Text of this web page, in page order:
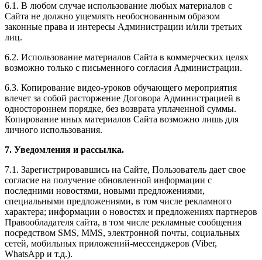
6.1. В любом случае использование любых материалов с
Сайта не должно ущемлять необоснованным образом
законные права и интересы Администрации и/или третьих
лиц.
6.2. Использование материалов Сайта в коммерческих целях
возможно только с письменного согласия Администрации.
6.3. Копирование видео-уроков обучающего мероприятия
влечет за собой расторжение Договора Администрацией в
одностороннем порядке, без возврата уплаченной суммы.
Копирование иных материалов Сайта возможно лишь для
личного использования.
7. Уведомления и рассылка.
7.1. Зарегистрировавшись на Сайте, Пользователь дает свое
согласие на получение обновленной информации с
последними новостями, новыми предложениями,
специальными предложениями, в том числе рекламного
характера; информации о новостях и предложениях партнеров
Правообладателя сайта, в том числе рекламные сообщения
посредством SMS, MMS, электронной почты, социальных
сетей, мобильных приложений-мессенджеров (Viber,
WhatsApp и т.д.).